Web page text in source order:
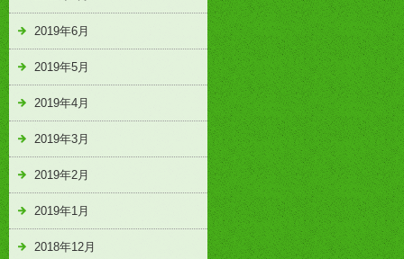
2019年6月
2019年5月
2019年4月
2019年3月
2019年2月
2019年1月
2018年12月